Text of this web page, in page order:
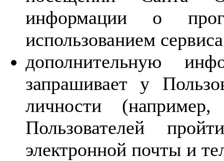
информации о
использованием
дополнительную
запрашивает у
личности
Пользователей
электронной почты и